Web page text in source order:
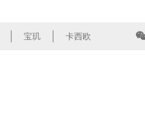
宝玑 卡西欧